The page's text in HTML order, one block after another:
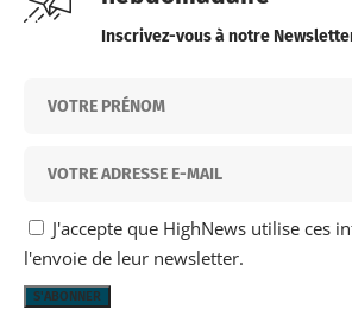
Inscrivez-vous à notre
J'accepte que HighNews utilise ces
l'envoie de leur newsletter.